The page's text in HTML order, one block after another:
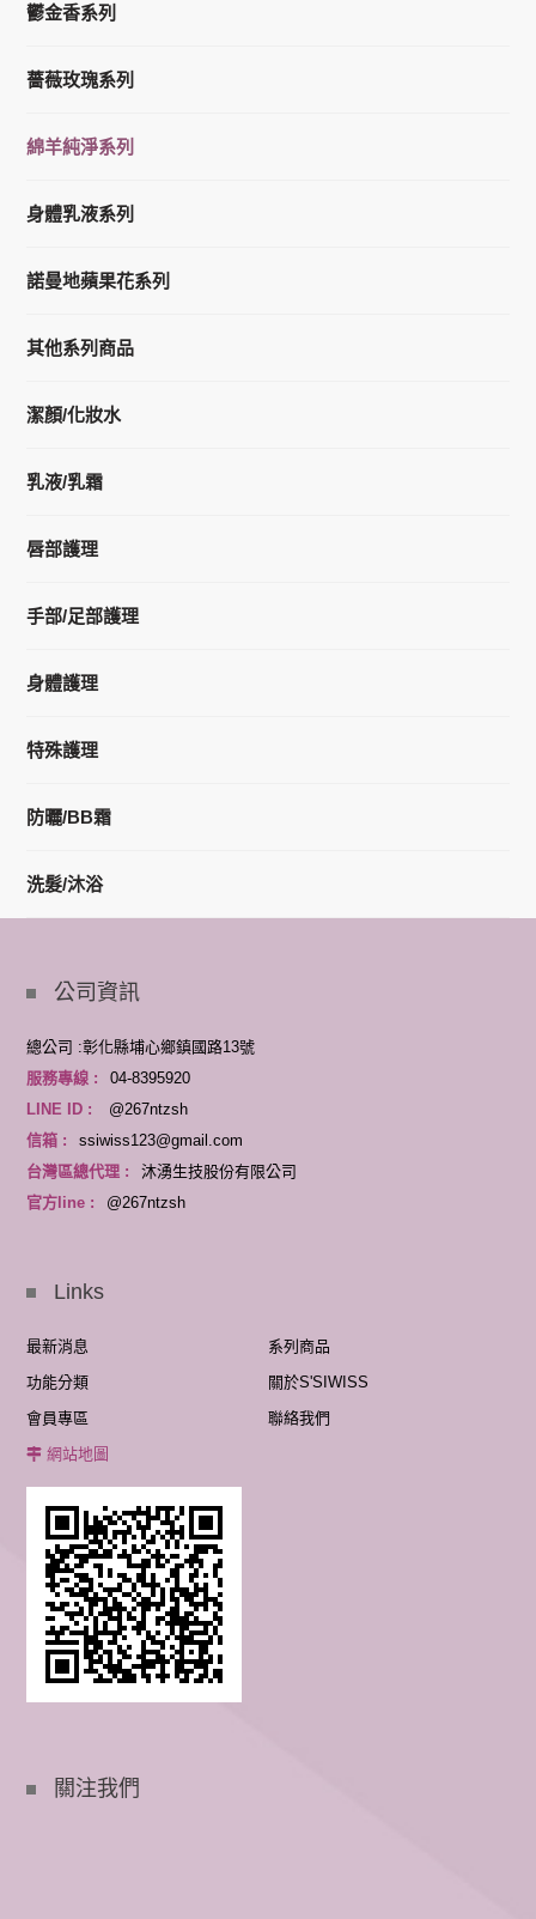
鬱金香系列
薔薇玫瑰系列
綿羊純淨系列
身體乳液系列
諾曼地蘋果花系列
其他系列商品
潔顏/化妝水
乳液/乳霜
唇部護理
手部/足部護理
身體護理
特殊護理
防曬/BB霜
洗髮/沐浴
公司資訊
總公司 :彰化縣埔心鄉鎮國路13號
服務專線 :
04-8395920
LINE ID :
@267ntzsh
信箱 :
ssiwiss123@gmail.com
台灣區總代理 :
沐湧生技股份有限公司
官方line :
@267ntzsh
Links
最新消息
系列商品
功能分類
關於S'SIWISS
會員專區
聯絡我們
網站地圖
關注我們